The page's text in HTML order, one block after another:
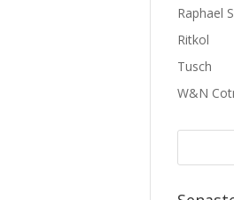
Raphael
Ritkol
Tusch
W&N